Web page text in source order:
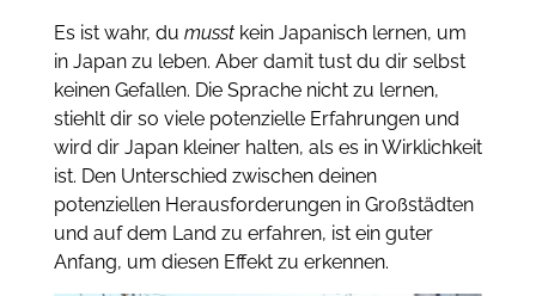
Es ist wahr, du musstkein Japanisch lernen, um
in Japan zu leben. Aber damit tust du dir selbst
keinen Gefallen. Die Sprache nicht zu lernen,
stiehlt dir so viele potenzielle Erfahrungen und
wird dir Japan kleiner halten, als es in Wirklichkeit
ist. Den Unterschied zwischen deinen
potenziellen Herausforderungen in Großstädten
und auf dem Land zu erfahren, ist ein guter
Anfang, um diesen Effekt zu erkennen.